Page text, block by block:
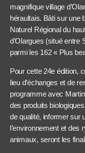
magnifique village
héraultais. Bâti sur une
Naturel Régional du
d’Olargues (situé entre
parmi les 162 « Plus
Pour cette 24e édition,
lieu d’échanges et de
programme avec
des produits
de qualité, informer sur
l’environnement et des
animaux, seront les